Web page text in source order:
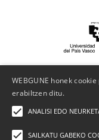
WEBGUNE honek
erabiltzen ditu.
ANALISI EDO
SAILKATU GABEKO